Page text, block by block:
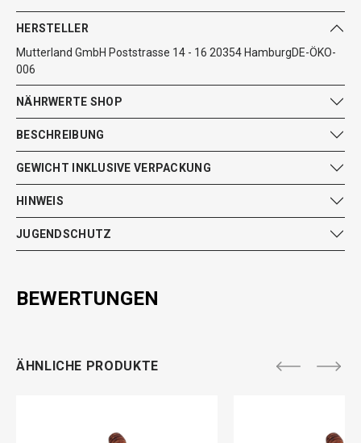
HERSTELLER
Mutterland GmbH Poststrasse 14 - 16 20354 HamburgDE-ÖKO-
006
NÄHRWERTE SHOP
BESCHREIBUNG
GEWICHT INKLUSIVE VERPACKUNG
HINWEIS
JUGENDSCHUTZ
BEWERTUNGEN
ÄHNLICHE PRODUKTE